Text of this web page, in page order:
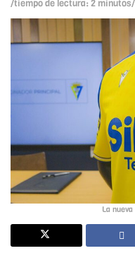
/tiempo de lectura: 2 minutos/
La